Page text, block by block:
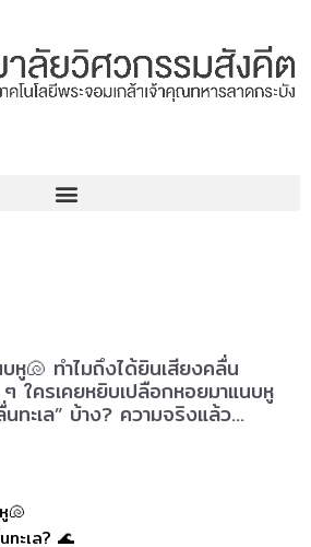
บหู🐚 ทำไมถึงได้ยินเสียงคลื่น
ใครเคยหยิบเปลือกหอยมาแนบหู
ทะเล” บ้าง? ความจริงแล้ว…
🐚
ทะเล? 🌊